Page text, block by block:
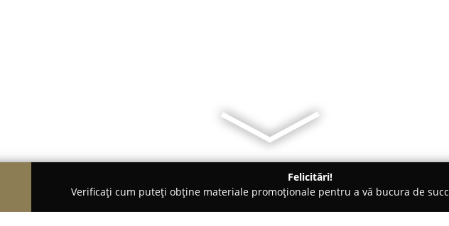
Felicitări!
Verificați cum puteți obține materiale promoționale pentru a vă bucura de